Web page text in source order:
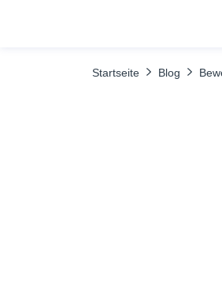
Startseite Blog
Apps von